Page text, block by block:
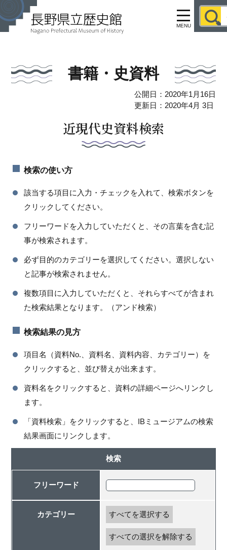
MENU
書籍・史資料
公開日：2020年1月16日
更新日：2020年4月 3日
近現代史資料検索
検索の使い方
該当する項目に入力・チェックを入れて、検索ボタンを
クリックしてください。
フリーワードを入力していただくと、その言葉を含む記
事が検索されます。
必ず目的のカテゴリーを選択してください。選択しない
と記事が検索されません。
複数項目に入力していただくと、それらすべてが含まれ
た検索結果となります。（アンド検索）
検索結果の見方
項目名（資料No.、資料名、資料内容、カテゴリー）を
クリックすると、並び替えが出来ます。
資料名をクリックすると、資料の詳細ページへリンクし
ます。
「資料検索」をクリックすると、IBミュージアムの検索
結果画面にリンクします。
検索
フリーワード
カテゴリー すべてを選択する
すべての選択を解除する